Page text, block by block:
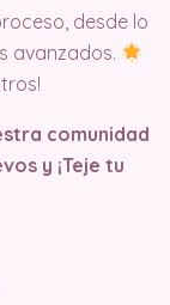
desde lo
avanzados.
comunidad
y ¡Teje tu